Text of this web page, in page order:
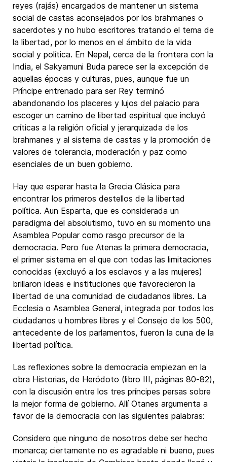
reyes (rajás) encargados de mantener un sistema
social de castas aconsejados por los brahmanes o
sacerdotes y no hubo escritores tratando el tema de
la libertad, por lo menos en el ámbito de la vida
social y política. En Nepal, cerca de la frontera con la
India, el Sakyamuni Buda parece ser la excepción de
aquellas épocas y culturas, pues, aunque fue un
Príncipe entrenado para ser Rey terminó
abandonando los placeres y lujos del palacio para
escoger un camino de libertad espiritual que incluyó
críticas a la religión oficial y jerarquizada de los
brahmanes y al sistema de castas y la promoción de
valores de tolerancia, moderación y paz como
esenciales de un buen gobierno.
Hay que esperar hasta la Grecia Clásica para
encontrar los primeros destellos de la libertad
política. Aun Esparta, que es considerada un
paradigma del absolutismo, tuvo en su momento una
Asamblea Popular como rasgo precursor de la
democracia. Pero fue Atenas la primera democracia,
el primer sistema en el que con todas las limitaciones
conocidas (excluyó a los esclavos y a las mujeres)
brillaron ideas e instituciones que favorecieron la
libertad de una comunidad de ciudadanos libres. La
Ecclesia o Asamblea General, integrada por todos los
ciudadanos u hombres libres y el Consejo de los 500,
antecedente de los parlamentos, fueron la cuna de la
libertad política.
Las reflexiones sobre la democracia empiezan en la
obra Historias, de Heródoto (libro III, páginas 80-82),
con la discusión entre los tres príncipes persas sobre
la mejor forma de gobierno. Allí Otanes argumenta a
favor de la democracia con las siguientes palabras:
Considero que ninguno de nosotros debe ser hecho
monarca; ciertamente no es agradable ni bueno, pues